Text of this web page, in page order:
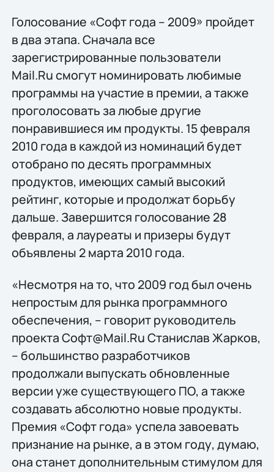
Голосование «Софт года – 2009» пройдет
в два этапа. Сначала все
зарегистрированные пользователи
Mail.Ru смогут номинировать любимые
программы на участие в премии, а также
проголосовать за любые другие
понравившиеся им продукты. 15 февраля
2010 года в каждой из номинаций будет
отобрано по десять программных
продуктов, имеющих самый высокий
рейтинг, которые и продолжат борьбу
дальше. Завершится голосование 28
февраля, а лауреаты и призеры будут
объявлены 2 марта 2010 года.
«Несмотря на то, что 2009 год был очень
непростым для рынка программного
обеспечения, – говорит руководитель
проекта Софт@Mail.Ru Станислав Жарков,
– большинство разработчиков
продолжали выпускать обновленные
версии уже существующего ПО, а также
создавать абсолютно новые продукты.
Премия «Софт года» успела завоевать
признание на рынке, а в этом году, думаю,
она станет дополнительным стимулом для